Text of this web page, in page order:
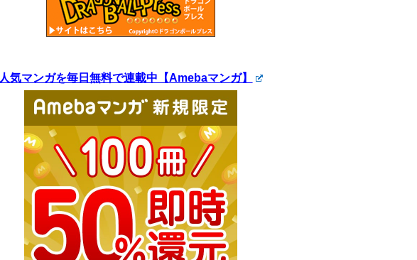
人気マンガを毎日無料で連載中【Amebaマンガ】